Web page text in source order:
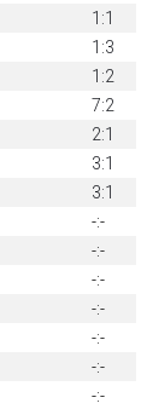
1:1
1:3
1:2
7:2
2:1
3:1
3:1
-:-
-:-
-:-
-:-
-:-
-:-
-:-